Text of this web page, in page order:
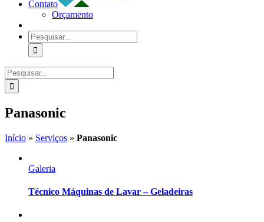
Contato
Orçamento
Buscar
resultados
para:
Buscar
resultados
para:
Panasonic
Início » Serviços » Panasonic
Galeria
Técnico Máquinas de Lavar – Geladeiras